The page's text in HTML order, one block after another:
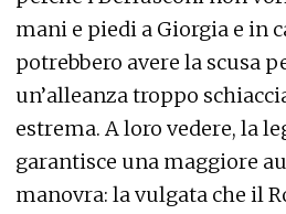
mani e piedi a Giorgia e in
potrebbero avere la scusa
un’alleanza troppo
estrema. A loro vedere, la
garantisce una maggiore
manovra: la vulgata che il